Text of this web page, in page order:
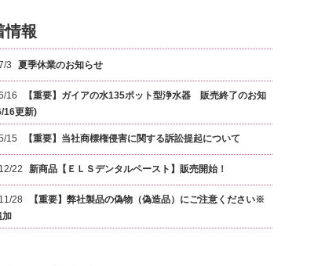
情報
3 夏季休業のお知らせ
16
【重要】ガイアの水135ポット型浄水器 販売終了のお知
16更新)
15 【重要】当社商標権侵害に関する訴訟提起について
22 新商品【ＥＬＳデンタルペースト】販売開始！
28
【重要】弊社製品の偽物（偽造品）にご注意ください※
加